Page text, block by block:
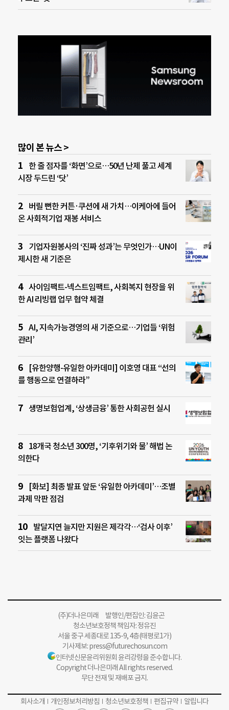
많이 본 뉴스 >
한 줄 점자를 ‘화면’으로…50년 난제 풀고 세계
시장 두드린 ‘닷’
버릴 뻔한 커튼·쿠션에 새 가치…이케아에 들어
온 사회적기업 재봉 서비스
기업자원봉사의 ‘진짜 성과’는 무엇인가…UN이
제시한 새 기준은
사이임팩트-넥스트임팩트, 사회복지 현장을 위
한 AI 리빙랩 업무 협약 체결
AI, 지속가능경영의 새 기준으로…기업들 ‘위험
관리’
[유한양행-유일한 아카데미] 이호영 대표 “선의
를 행동으로 연결하라”
생명보험업계, ‘상생금융’ 통한 사회공헌 실시
18개국 청소년 300명, ‘기후위기와 물’ 해법 논
의한다
[화보] 최종 발표 앞둔 ‘유일한 아카데미’…조별
과제 막판 점검
발달지연 늘지만 지원은 제각각…‘검사 이후’
잇는 플랫폼 나왔다
(주)더나은미래 발행인/편집인: 김윤곤
청소년보호정책 책임자: 정유진
서울 중구 세종대로 135-9, 4층(태평로1가)
기사제보:press@futurechosun.com
인터넷신문윤리위원회 윤리강령을 준수합니다.
Copyright 더나은미래 All rights reserved.
무단 전재 및 재배포 금지.
회사소개 개인정보처리방침 청소년보호정책 편집규약 알립니다